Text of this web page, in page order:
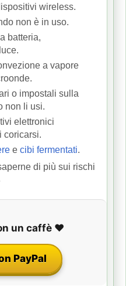
wireless.
non è in uso.
batteria,
a vapore
o impostali sulla
non li usi.
elettronici
coricarsi.
e cibi fermentati.
di più sui rischi
un caffè ❤️
PayPal